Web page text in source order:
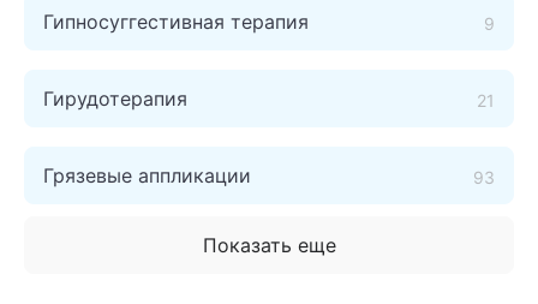
Гипносуггестивная терапия 9
Гирудотерапия 21
Грязевые аппликации 93
Показать еще